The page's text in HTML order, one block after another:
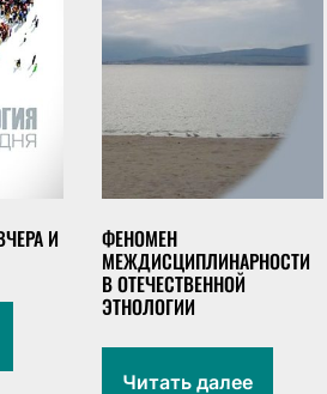
И ФЕНОМЕН
МЕЖДИСЦИПЛИНАРНОСТИ
В ОТЕЧЕСТВЕННОЙ
ЭТНОЛОГИИ
Читать далее